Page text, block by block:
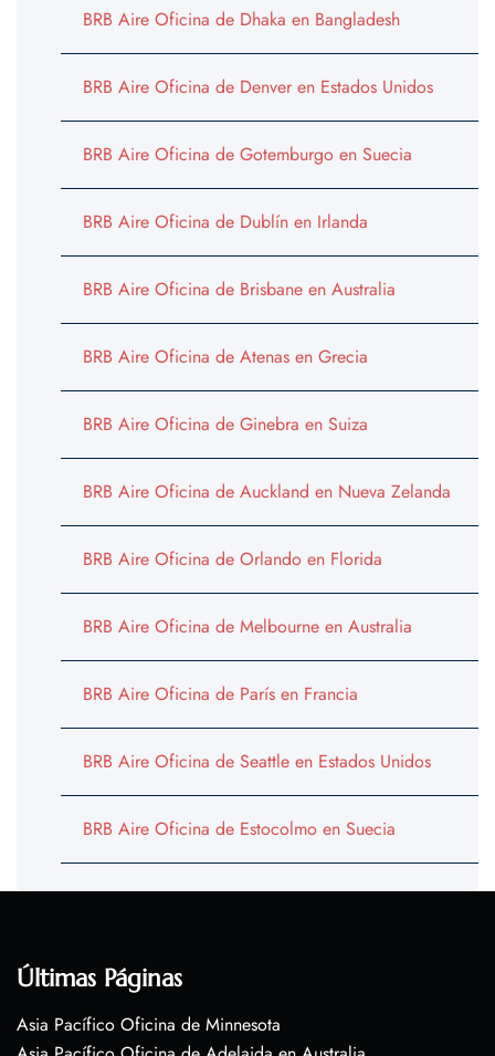
BRB Aire Oficina de Dhaka en Bangladesh
BRB Aire Oficina de Denver en Estados Unidos
BRB Aire Oficina de Gotemburgo en Suecia
BRB Aire Oficina de Dublín en Irlanda
BRB Aire Oficina de Brisbane en Australia
BRB Aire Oficina de Atenas en Grecia
BRB Aire Oficina de Ginebra en Suiza
BRB Aire Oficina de Auckland en Nueva Zelanda
BRB Aire Oficina de Orlando en Florida
BRB Aire Oficina de Melbourne en Australia
BRB Aire Oficina de París en Francia
BRB Aire Oficina de Seattle en Estados Unidos
BRB Aire Oficina de Estocolmo en Suecia
Últimas Páginas
Asia Pacífico Oficina de Minnesota